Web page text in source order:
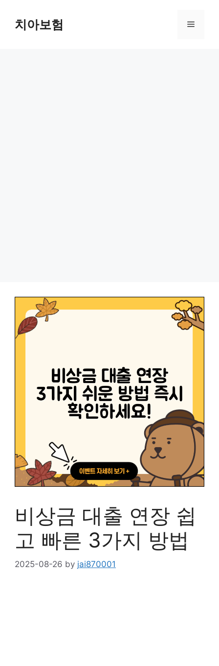
content치아보험 Menu
비상금 대출 연장 쉽
고 빠른 3가지 방법
2025-08-26 by jai870001